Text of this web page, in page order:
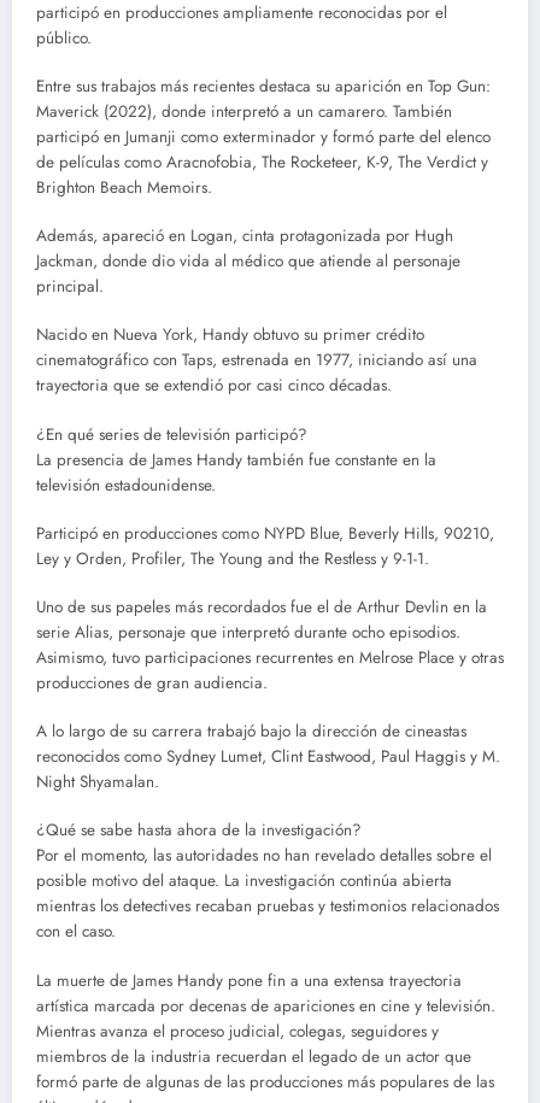
participó en producciones ampliamente reconocidas por el
público.
Entre sus trabajos más recientes destaca su aparición en Top Gun:
Maverick (2022), donde interpretó a un camarero. También
participó en Jumanji como exterminador y formó parte del elenco
de películas como Aracnofobia, The Rocketeer, K-9, The Verdict y
Brighton Beach Memoirs.
Además, apareció en Logan, cinta protagonizada por Hugh
Jackman, donde dio vida al médico que atiende al personaje
principal.
Nacido en Nueva York, Handy obtuvo su primer crédito
cinematográfico con Taps, estrenada en 1977, iniciando así una
trayectoria que se extendió por casi cinco décadas.
¿En qué series de televisión participó?
La presencia de James Handy también fue constante en la
televisión estadounidense.
Participó en producciones como NYPD Blue, Beverly Hills, 90210,
Ley y Orden, Profiler, The Young and the Restless y 9-1-1.
Uno de sus papeles más recordados fue el de Arthur Devlin en la
serie Alias, personaje que interpretó durante ocho episodios.
Asimismo, tuvo participaciones recurrentes en Melrose Place y otras
producciones de gran audiencia.
A lo largo de su carrera trabajó bajo la dirección de cineastas
reconocidos como Sydney Lumet, Clint Eastwood, Paul Haggis y M.
Night Shyamalan.
¿Qué se sabe hasta ahora de la investigación?
Por el momento, las autoridades no han revelado detalles sobre el
posible motivo del ataque. La investigación continúa abierta
mientras los detectives recaban pruebas y testimonios relacionados
con el caso.
La muerte de James Handy pone fin a una extensa trayectoria
artística marcada por decenas de apariciones en cine y televisión.
Mientras avanza el proceso judicial, colegas, seguidores y
miembros de la industria recuerdan el legado de un actor que
formó parte de algunas de las producciones más populares de las